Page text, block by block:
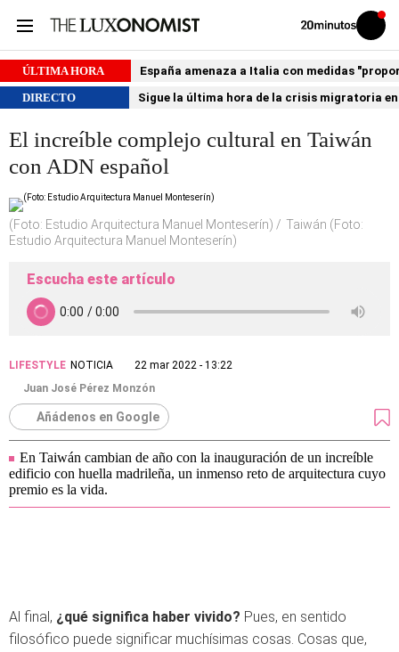
Volver
Iniciar
sesión
ÚLTIMA HORA
España amenaza a Italia con medidas
DIRECTO
Sigue la última hora de la crisis migratoria
El increíble complejo cultural en Taiwán
con ADN español
(Foto: Estudio Arquitectura Manuel Monteserín)
Taiwán (Foto:
Estudio Arquitectura Manuel Monteserín)
Escucha este artículo
LIFESTYLE NOTICIA
22 mar 2022 - 13:22
Juan José Pérez Monzón
Añádenos en Google
En Taiwán cambian de año con la inauguración de un increíble
edificio con huella madrileña, un inmenso reto de arquitectura cuyo
premio es la vida.
Al final, ¿qué significa haber vivido? Pues, en sentido
filosófico puede significar muchísimas cosas. Cosas que,